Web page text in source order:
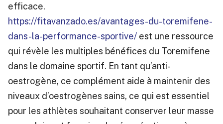
efficace.
https://fitavanzado.es/avantages-du-toremifene-
dans-la-performance-sportive/ est une ressource
qui révèle les multiples bénéfices du Toremifene
dans le domaine sportif. En tant qu’anti-
oestrogène, ce complément aide à maintenir des
niveaux d’oestrogènes sains, ce qui est essentiel
pour les athlètes souhaitant conserver leur masse